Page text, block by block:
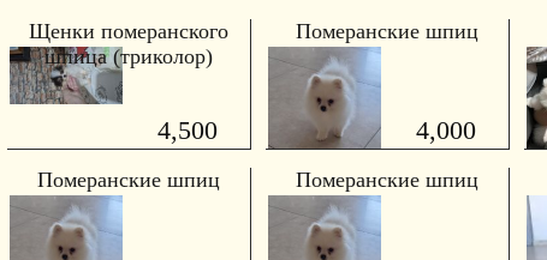
Щенки померанского
шпица (триколор)
4,500
Померанские шпиц
4,000
Померанские шпиц Померанские шпиц